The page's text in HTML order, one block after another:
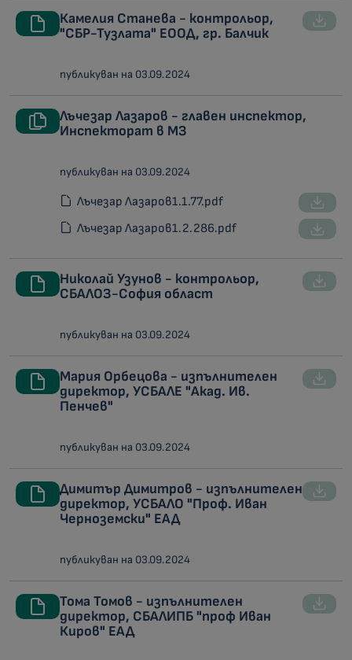
Камелия Станева - контрольор,
"СБР-Тузлата" ЕООД, гр. Балчик
публикуван на 03.09.2024
Лъчезар Лазаров - главен инспектор,
Инспекторат в МЗ
публикуван на 03.09.2024
Лъчезар Лазаров1.1.77.pdf
Лъчезар Лазаров1.2.286.pdf
Николай Узунов - контрольор,
СБАЛОЗ-София област
публикуван на 03.09.2024
Мария Орбецова - изпълнителен
директор, УСБАЛЕ "Акад. Ив.
Пенчев"
публикуван на 03.09.2024
Димитър Димитров - изпълнителен
директор, УСБАЛО "Проф. Иван
Черноземски" ЕАД
публикуван на 03.09.2024
Тома Томов - изпълнителен
директор, СБАЛИПБ "проф Иван
Киров" ЕАД